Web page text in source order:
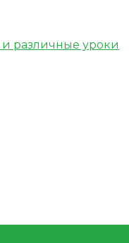
различные уроки